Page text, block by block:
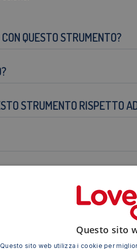
QUESTO STRUMENTO?
STRUMENTO RISPETTO
O SOLO
STRUMENTO?
Questo sito
Questo sito web utilizza i cookie per